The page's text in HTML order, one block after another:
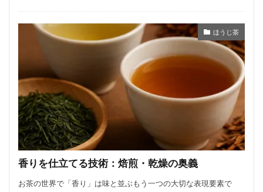
ほうじ茶
香りを仕立てる技術：焙煎・乾燥の奥義
お茶の世界で「香り」は味と並ぶもう一つの大切な表現要素で